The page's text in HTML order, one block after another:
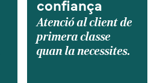
confiança
Atenció al client de
primera classe
quan la necessites.